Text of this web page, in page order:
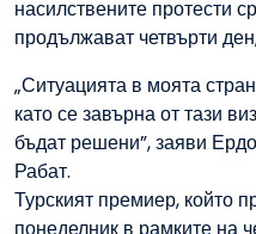
насилствените протести
продължават четвърти
„Ситуацията в моята
като се завърна от тази
бъдат решени”, заяви
Рабат.
Турският премиер, който